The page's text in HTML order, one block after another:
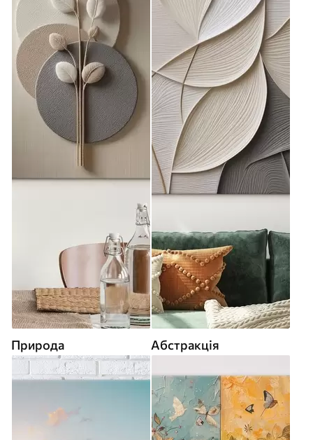
Природа Абстракція